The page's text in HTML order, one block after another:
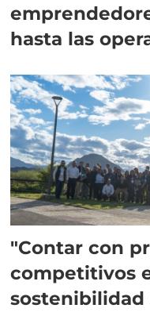
hasta las
"Contar con
competitivos
sostenibilidad